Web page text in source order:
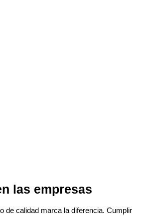
las empresas
de calidad marca la diferencia. Cumplir